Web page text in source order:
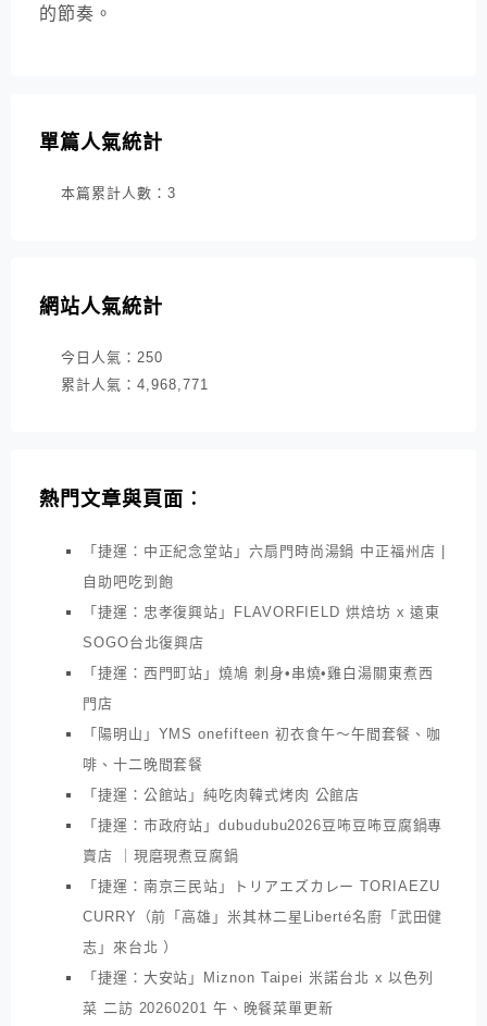
的節奏。
單篇人氣統計
本篇累計人數： 3
網站人氣統計
今日人氣： 250
累計人氣： 4,968,771
熱門文章與頁面︰
「捷運：中正紀念堂站」六扇門時尚湯鍋 中正福州店 |
自助吧吃到飽
「捷運：忠孝復興站」FLAVORFIELD 烘焙坊 x 遠東
SOGO台北復興店
「捷運：西門町站」燒鳩 刺身•串燒•雞白湯關東煮西
門店
「陽明山」YMS onefifteen 初衣食午～午間套餐、咖
啡、十二晚間套餐
「捷運：公館站」純吃肉韓式烤肉 公館店
「捷運：市政府站」dubudubu2026豆咘豆咘豆腐鍋專
賣店 ｜現磨現煮豆腐鍋
「捷運：南京三民站」トリアエズカレー TORIAEZU
CURRY（前「高雄」米其林二星Liberté名廚「武田健
志」來台北 ）
「捷運：大安站」Miznon Taipei 米諾台北 x 以色列
菜 二訪 20260201 午、晚餐菜單更新